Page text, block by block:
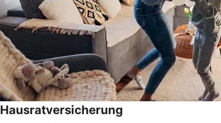
Hausratversicherung